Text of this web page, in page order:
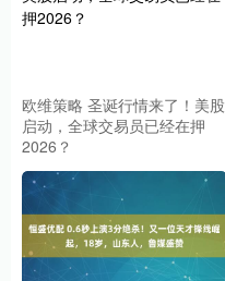
欧维策略 圣诞行情来了！美股
启动，全球交易员已经在押
2026？